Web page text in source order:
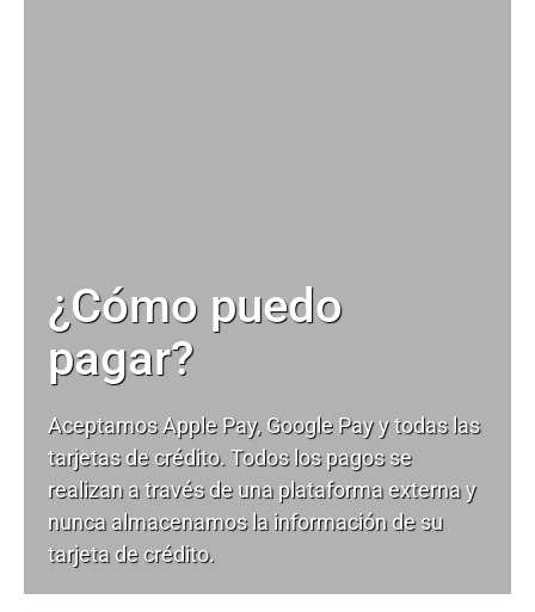
¿Cómo puedo
pagar?
Aceptamos Apple Pay, Google Pay y todas las
tarjetas de crédito. Todos los pagos se
realizan a través de una plataforma externa y
nunca almacenamos la información de su
tarjeta de crédito.